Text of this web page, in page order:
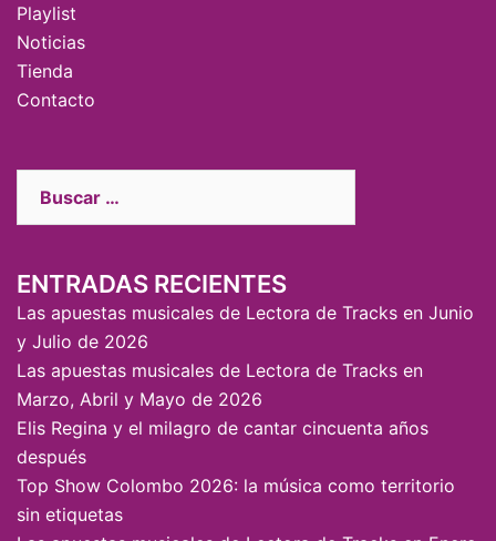
Playlist
Noticias
Tienda
Contacto
ENTRADAS RECIENTES
Las apuestas musicales de Lectora de Tracks en Junio
y Julio de 2026
Las apuestas musicales de Lectora de Tracks en
Marzo, Abril y Mayo de 2026
Elis Regina y el milagro de cantar cincuenta años
después
Top Show Colombo 2026: la música como territorio
sin etiquetas